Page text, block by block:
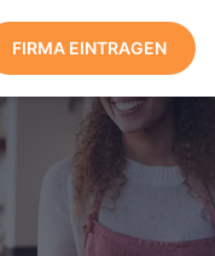
FIRMA EINTRAGEN